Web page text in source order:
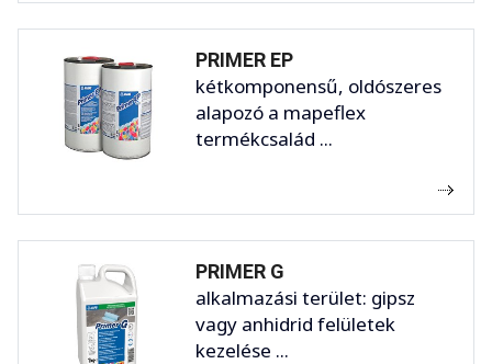
PRIMER EP
kétkomponensű, oldószeres
alapozó a mapeflex
termékcsalád ...
PRIMER G
alkalmazási terület: gipsz
vagy anhidrid felületek
kezelése ...